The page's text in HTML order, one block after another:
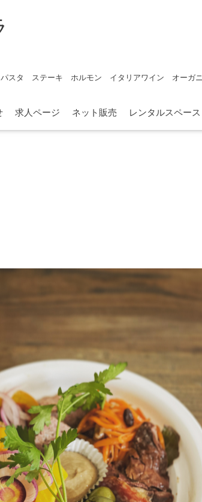
スタ ステーキ ホルモン イタリアワイン オーガニ
求人ページ ネット販売 レンタルスペース